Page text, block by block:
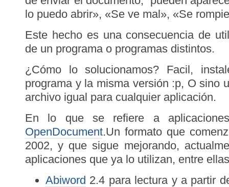
lo puedo abrir», «Se ve mal», «Se
Este hecho es una consecuencia de
de un programa o programas distintos.
¿Cómo lo solucionamos? Facil,
programa y la misma versión :p, O sino
archivo igual para cualquier aplicación.
En lo que se refiere a
OpenDocument.Un formato que
2002, y que sigue mejorando,
aplicaciones que ya lo utilizan, entre
Abiword 2.4 para lectura y a partir